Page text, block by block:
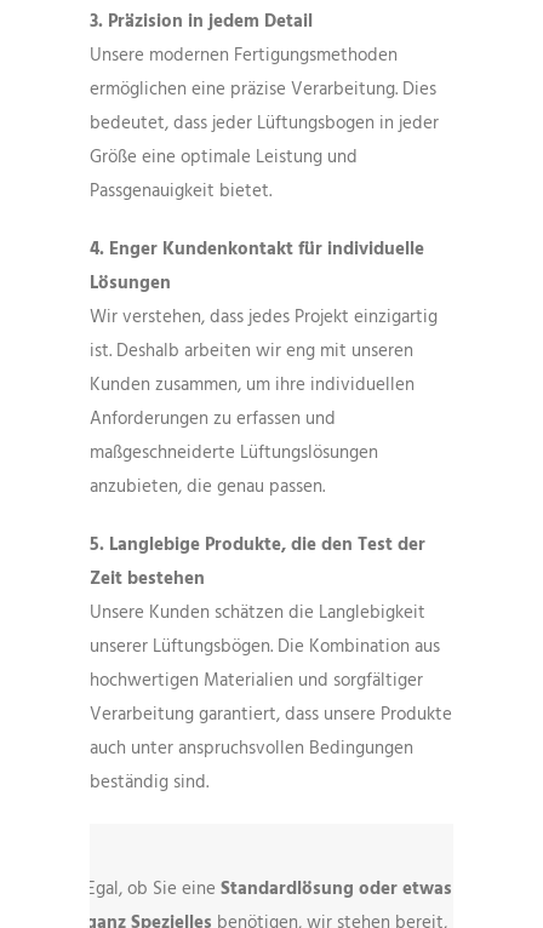
3. Präzision in jedem Detail
Unsere modernen Fertigungsmethoden
ermöglichen eine präzise Verarbeitung. Dies
bedeutet, dass jeder Lüftungsbogen in jeder
Größe eine optimale Leistung und
Passgenauigkeit bietet.
4. Enger Kundenkontakt für individuelle
Lösungen
Wir verstehen, dass jedes Projekt einzigartig
ist. Deshalb arbeiten wir eng mit unseren
Kunden zusammen, um ihre individuellen
Anforderungen zu erfassen und
maßgeschneiderte Lüftungslösungen
anzubieten, die genau passen.
5. Langlebige Produkte, die den Test der
Zeit bestehen
Unsere Kunden schätzen die Langlebigkeit
unserer Lüftungsbögen. Die Kombination aus
hochwertigen Materialien und sorgfältiger
Verarbeitung garantiert, dass unsere Produkte
auch unter anspruchsvollen Bedingungen
beständig sind.
Egal, ob Sie eine Standardlösung oder etwas